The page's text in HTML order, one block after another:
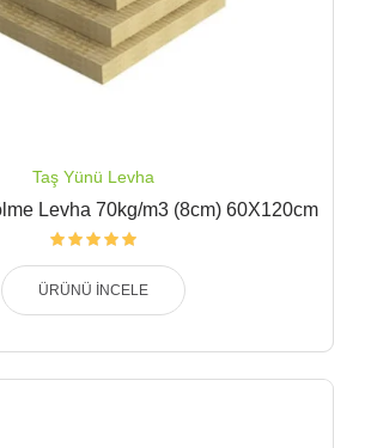
Taş Yünü Levha
Levha 70kg/m3 (8cm) 60X120cm
ÜRÜNÜ İNCELE